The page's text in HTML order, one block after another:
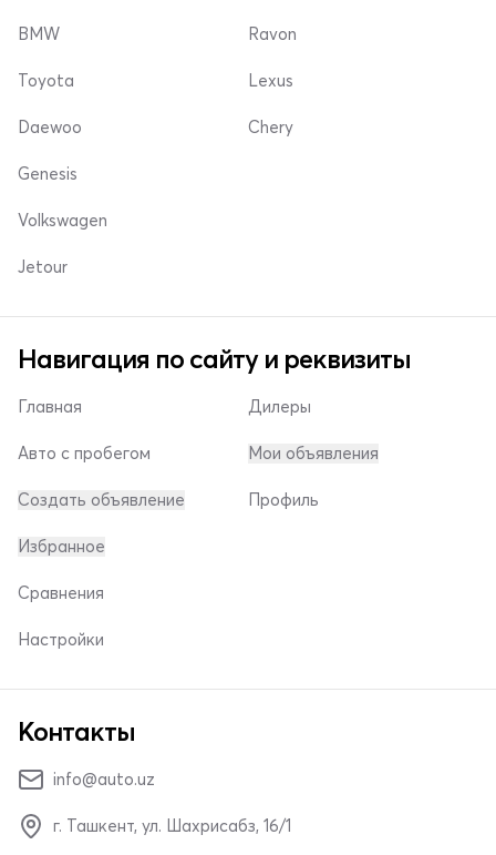
BMW
Toyota
Daewoo
Ravon
Lexus
Chery
Genesis
Volkswagen
Jetour
Навигация по сайту и реквизиты
Главная
Авто с пробегом
Создать объявление
Дилеры
Мои объявления
Профиль
Избранное
Сравнения
Настройки
Контакты
info@auto.uz
г. Ташкент, ул. Шахрисабз, 16/1